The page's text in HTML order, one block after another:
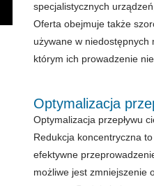
specjalistycznych
Oferta obejmuje także
używane w niedostępnych
którym ich prowadzenie
Optymalizacja
Optymalizacja przepływu
Redukcja koncentryczna
efektywne
możliwe jest zmniejszenie